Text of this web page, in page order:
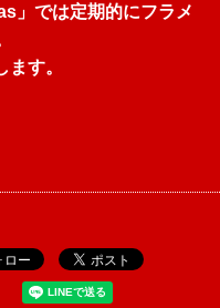
」では定期的にフラメ
す。